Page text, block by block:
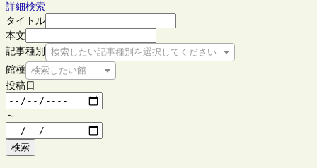
詳細検索
タイトル
本文
記事種別
検索したい記事種別を選択してください
館種 検索したい館種を選択してください
投稿日
～
検索